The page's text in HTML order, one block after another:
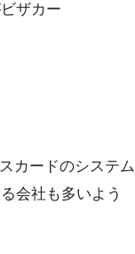
ザカー
カードのシステム
会社も多いよう